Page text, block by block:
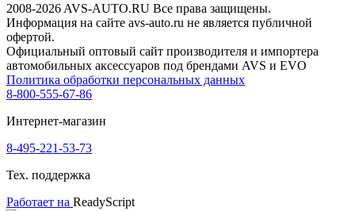
2008-2026 AVS-AUTO.RU Все права защищены.
Информация на сайте avs-auto.ru не является публичной
офертой.
Официальный оптовый сайт производителя и импортера
автомобильных аксессуаров под брендами AVS и EVO
Политика обработки персональных данных
8-800-555-67-86
Интернет-магазин
8-495-221-53-73
Тех. поддержка
Работает на ReadyScript